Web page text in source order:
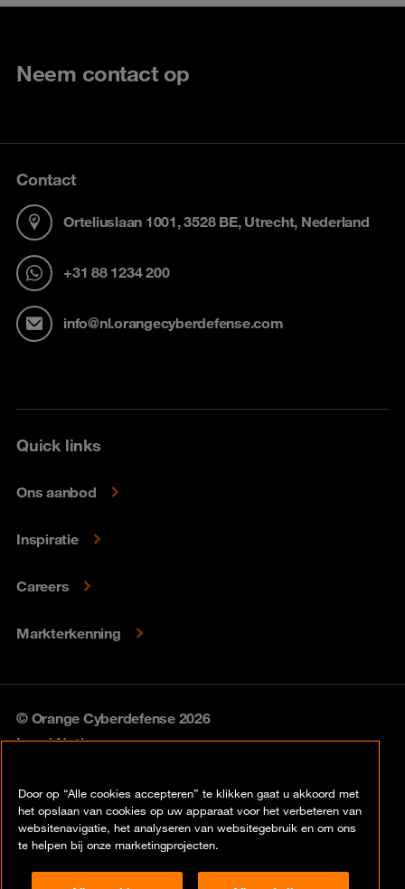
Neem contact op
Contact
Orteliuslaan 1001, 3528 BE, Utrecht, Nederland
+31 88 1234 200
info@nl.orangecyberdefense.com
Quick links
Ons aanbod
Inspiratie
Careers
Markterkenning
© Orange Cyberdefense 2026
Legal Notice
Vulnerability policy
Door op “Alle cookies accepteren” te klikken gaat u akkoord met
het opslaan van cookies op uw apparaat voor het verbeteren van
websitenavigatie, het analyseren van websitegebruik en om ons
te helpen bij onze marketingprojecten.